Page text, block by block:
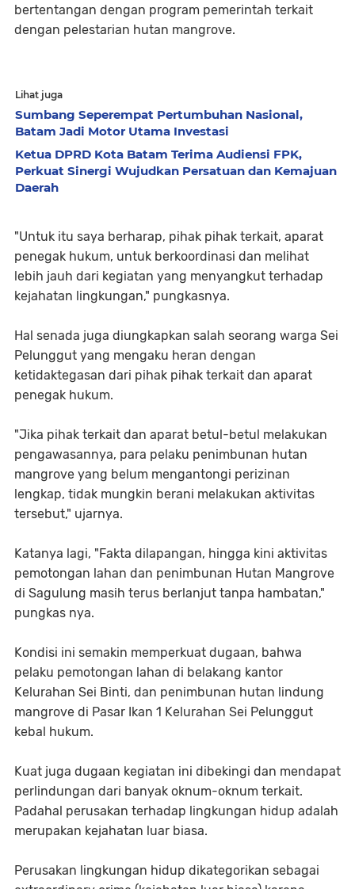
bertentangan dengan program pemerintah terkait
dengan pelestarian hutan mangrove.
Lihat juga
Sumbang Seperempat Pertumbuhan Nasional,
Batam Jadi Motor Utama Investasi
Ketua DPRD Kota Batam Terima Audiensi FPK,
Perkuat Sinergi Wujudkan Persatuan dan Kemajuan
Daerah
"Untuk itu saya berharap, pihak pihak terkait, aparat
penegak hukum, untuk berkoordinasi dan melihat
lebih jauh dari kegiatan yang menyangkut terhadap
kejahatan lingkungan," pungkasnya.
Hal senada juga diungkapkan salah seorang warga Sei
Pelunggut yang mengaku heran dengan
ketidaktegasan dari pihak pihak terkait dan aparat
penegak hukum.
"Jika pihak terkait dan aparat betul-betul melakukan
pengawasannya, para pelaku penimbunan hutan
mangrove yang belum mengantongi perizinan
lengkap, tidak mungkin berani melakukan aktivitas
tersebut," ujarnya.
Katanya lagi, "Fakta dilapangan, hingga kini aktivitas
pemotongan lahan dan penimbunan Hutan Mangrove
di Sagulung masih terus berlanjut tanpa hambatan,"
pungkas nya.
Kondisi ini semakin memperkuat dugaan, bahwa
pelaku pemotongan lahan di belakang kantor
Kelurahan Sei Binti, dan penimbunan hutan lindung
mangrove di Pasar Ikan 1 Kelurahan Sei Pelunggut
kebal hukum.
Kuat juga dugaan kegiatan ini dibekingi dan mendapat
perlindungan dari banyak oknum-oknum terkait.
Padahal perusakan terhadap lingkungan hidup adalah
merupakan kejahatan luar biasa.
Perusakan lingkungan hidup dikategorikan sebagai